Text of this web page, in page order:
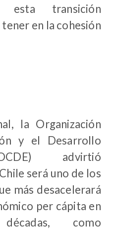
transición
en la cohesión
la Organización
y el Desarrollo
advirtió
será uno de los
más desacelerará
per cápita en
como